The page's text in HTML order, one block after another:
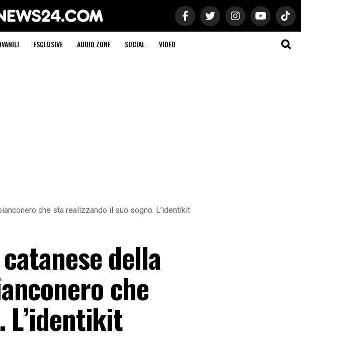
News 24
ESCLUSIVE AUDIO ZONE SOCIAL VIDEO
che sta realizzando il suo sogno. L’identikit
della
che
L’identikit